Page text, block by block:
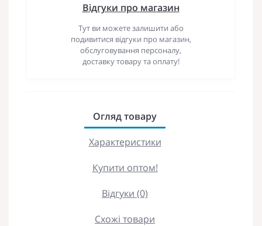
Відгуки про магазин
Тут ви можете залишити або
подивитися відгуки про магазин,
обслуговування персоналу,
доставку товару та оплату!
Огляд товару
Характеристики
Купити оптом!
Відгуки (0)
Схожі товари